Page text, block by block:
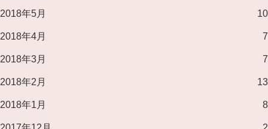
2018年5月 10
2018年4月 7
2018年3月 7
2018年2月 13
2018年1月 8